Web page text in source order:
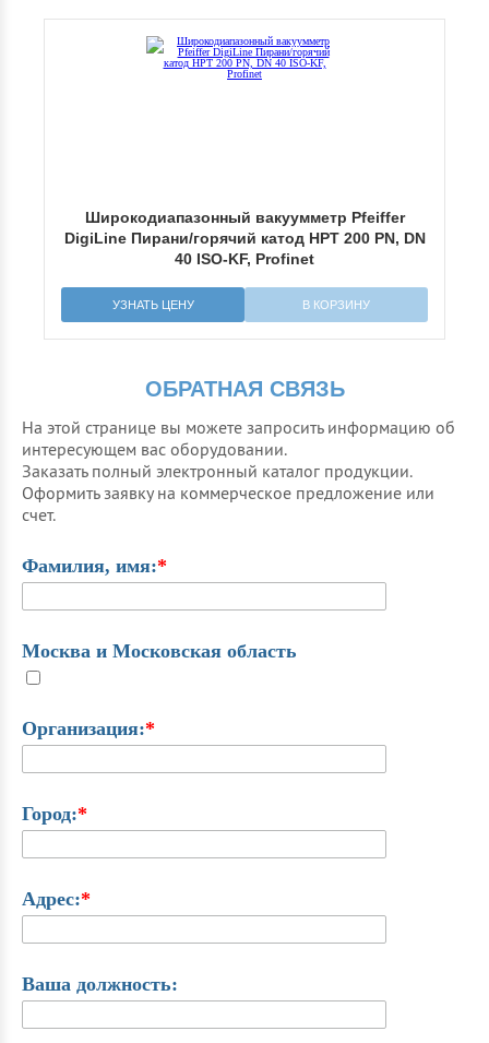
Широкодиапазонный вакуумметр Pfeiffer
DigiLine Пирани/горячий катод HPT 200 PN, DN
40 ISO-KF, Profinet
УЗНАТЬ ЦЕНУ В КОРЗИНУ
ОБРАТНАЯ СВЯЗЬ
На этой странице вы можете запросить информацию об
интересующем вас оборудовании.
Заказать полный электронный каталог продукции.
Оформить заявку на коммерческое предложение или
счет.
Фамилия, имя:*
Москва и Московская область
Организация:*
Город:*
Адрес:*
Ваша должность: